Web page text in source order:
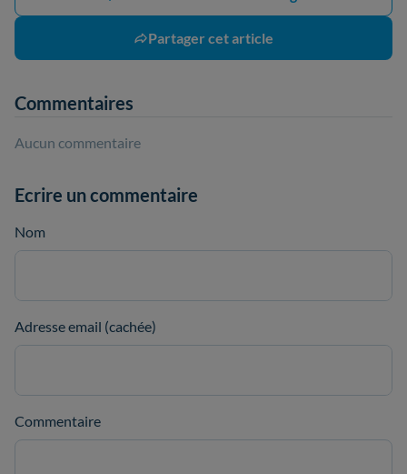
Partager cet article
Commentaires
Aucun commentaire
Ecrire un commentaire
Nom
Adresse email (cachée)
Commentaire